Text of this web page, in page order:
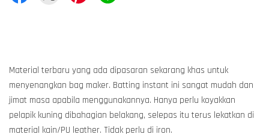
Material terbaru yang ada dipasaran sekarang khas untuk
menyenangkan bag maker. Batting instant ini sangat mudah dan
jimat masa apabila menggunakannya. Hanya perlu koyakkan
pelapik kuning dibahagian belakang, selepas itu terus lekatkan di
material kain/PU leather. Tidak perlu di iron.